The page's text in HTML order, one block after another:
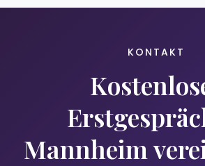
KONTAKT
Mannheim